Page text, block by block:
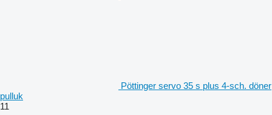
Pöttinger servo 35 s plus 4-sch. döner
pulluk
11